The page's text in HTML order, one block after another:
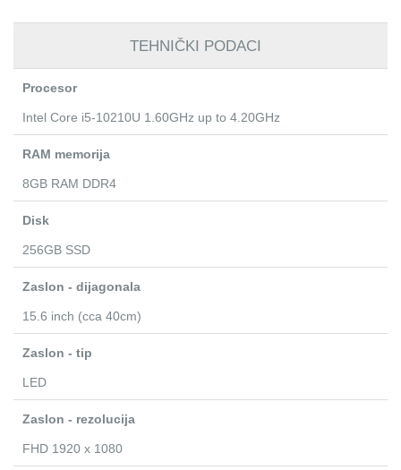
TEHNIČKI PODACI
Procesor
Intel Core i5-10210U 1.60GHz up to 4.20GHz
RAM memorija
8GB RAM DDR4
Disk
256GB SSD
Zaslon - dijagonala
15.6 inch (cca 40cm)
Zaslon - tip
LED
Zaslon - rezolucija
FHD 1920 x 1080